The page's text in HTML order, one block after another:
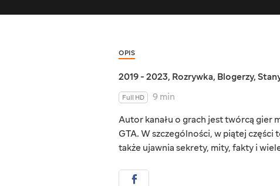
OPIS
2019 - 2023, Rozrywka, Blogerzy,
Full HD
9 min
Autor kanału o grach jest twórcą gier
GTA. W szczególności, w piątej części
także ujawnia sekrety, mity, fakty i